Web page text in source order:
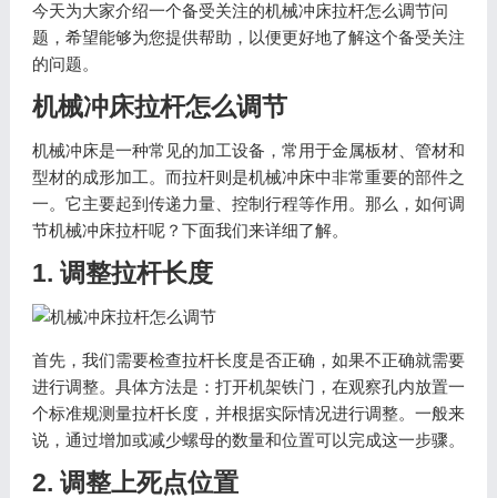
今天为大家介绍一个备受关注的机械冲床拉杆怎么调节问
题，希望能够为您提供帮助，以便更好地了解这个备受关注
的问题。
机械冲床拉杆怎么调节
机械冲床是一种常见的加工设备，常用于金属板材、管材和
型材的成形加工。而拉杆则是机械冲床中非常重要的部件之
一。它主要起到传递力量、控制行程等作用。那么，如何调
节机械冲床拉杆呢？下面我们来详细了解。
1. 调整拉杆长度
首先，我们需要检查拉杆长度是否正确，如果不正确就需要
进行调整。具体方法是：打开机架铁门，在观察孔内放置一
个标准规测量拉杆长度，并根据实际情况进行调整。一般来
说，通过增加或减少螺母的数量和位置可以完成这一步骤。
2. 调整上死点位置